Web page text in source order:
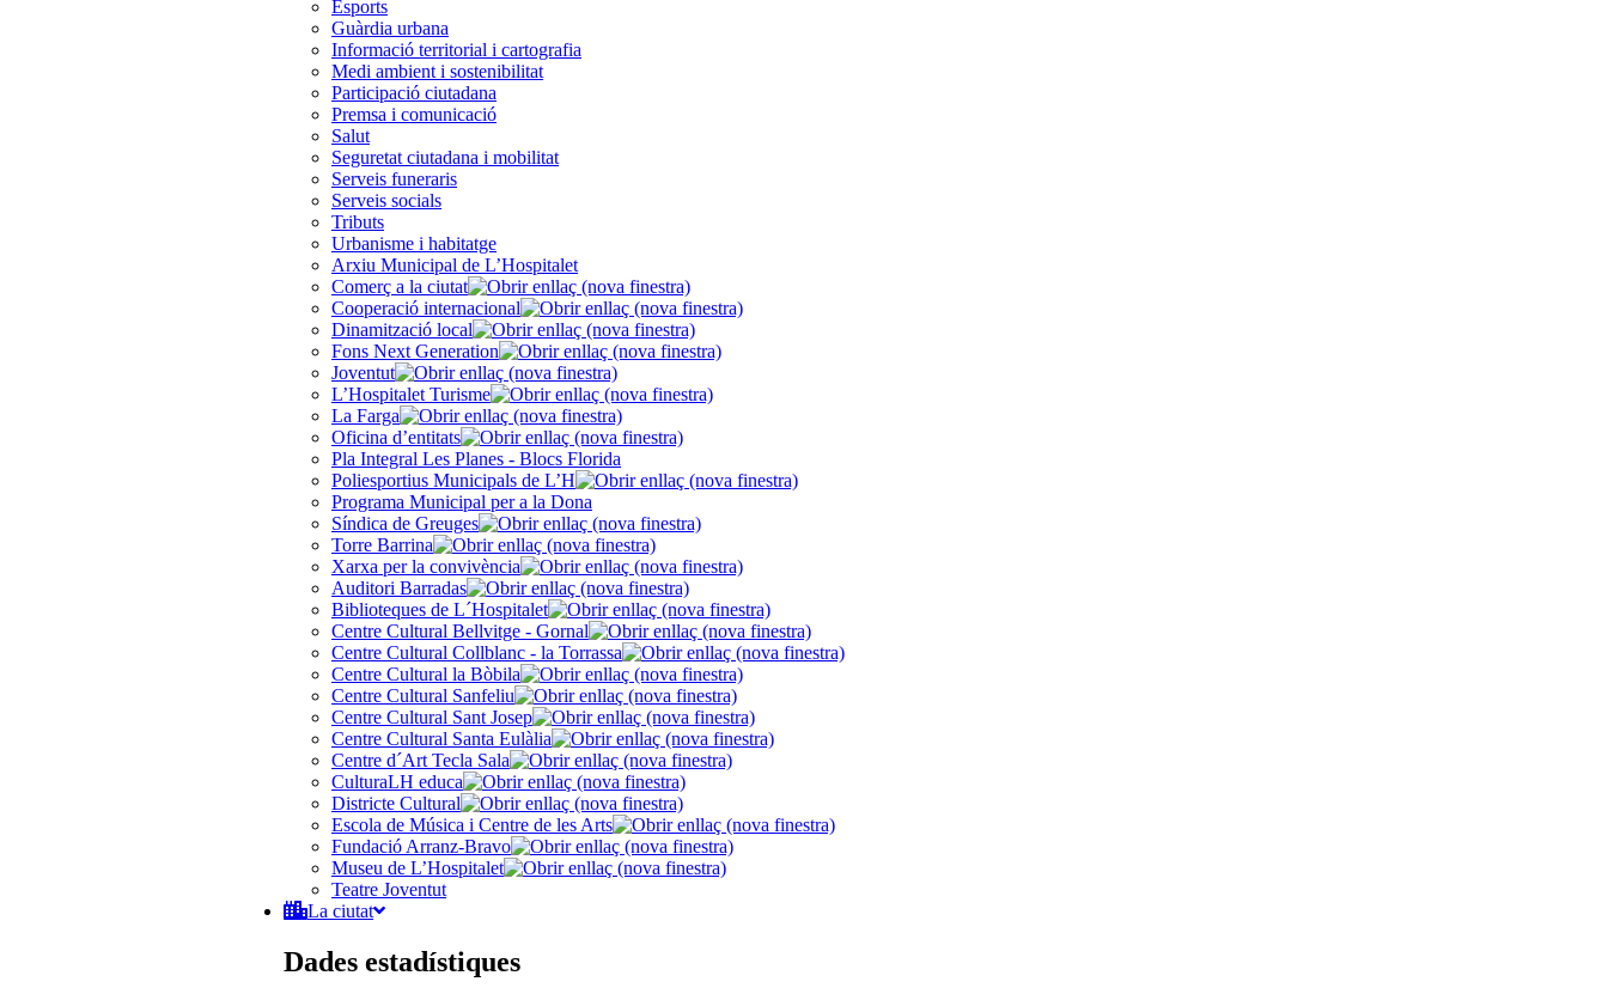
Esports
Guàrdia urbana
Informació territorial i cartografia
Medi ambient i sostenibilitat
Participació ciutadana
Premsa i comunicació
Salut
Seguretat ciutadana i mobilitat
Serveis funeraris
Serveis socials
Tributs
Urbanisme i habitatge
Arxiu Municipal de L’Hospitalet
Comerç a la ciutat
Cooperació internacional
Dinamització local
Fons Next Generation
Joventut
L’Hospitalet Turisme
La Farga
Oficina d’entitats
Pla Integral Les Planes - Blocs Florida
Poliesportius Municipals de L’H
Programa Municipal per a la Dona
Síndica de Greuges
Torre Barrina
Xarxa per la convivència
Auditori Barradas
Biblioteques de L´Hospitalet
Centre Cultural Bellvitge - Gornal
Centre Cultural Collblanc - la Torrassa
Centre Cultural la Bòbila
Centre Cultural Sanfeliu
Centre Cultural Sant Josep
Centre Cultural Santa Eulàlia
Centre d´Art Tecla Sala
CulturaLH educa
Districte Cultural
Escola de Música i Centre de les Arts
Fundació Arranz-Bravo
Museu de L’Hospitalet
Teatre Joventut
La ciutat
Dades estadístiques